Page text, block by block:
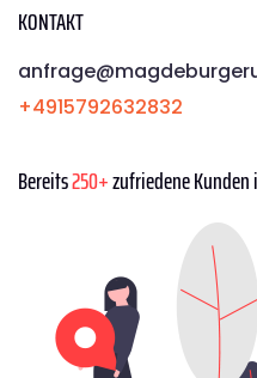
KONTAKT
+4915792632832
Bereits250+zufriedene Kunden